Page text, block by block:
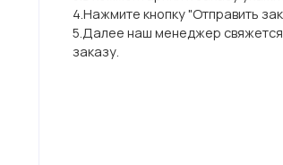
4.Нажмите кнопку "Отправить
5.Далее наш менеджер свяжется
заказу.